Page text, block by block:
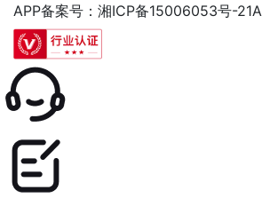
APP备案号：湘ICP备15006053号-21A